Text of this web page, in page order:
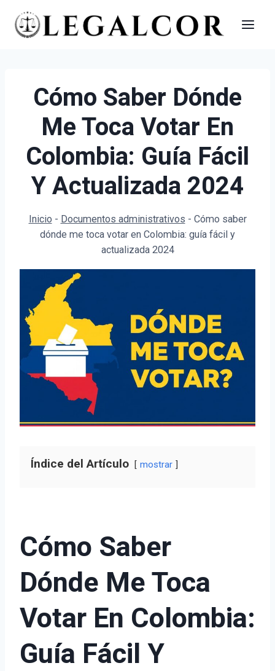
Saltar
Cómo Saber Dónde
Me Toca Votar En
Colombia: Guía Fácil
Y Actualizada 2024
Inicio - Documentos administrativos - Cómo saber
dónde me toca votar en Colombia: guía fácil y
actualizada 2024
Índice del Artículo mostrar
Cómo Saber
Dónde Me Toca
Votar En Colombia:
Guía Fácil Y